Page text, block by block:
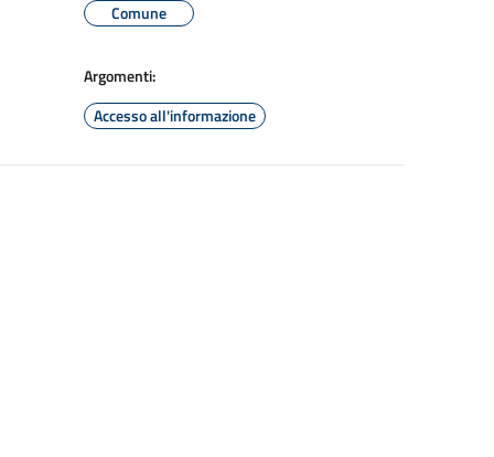
Comune
Argomenti:
Accesso all'informazione